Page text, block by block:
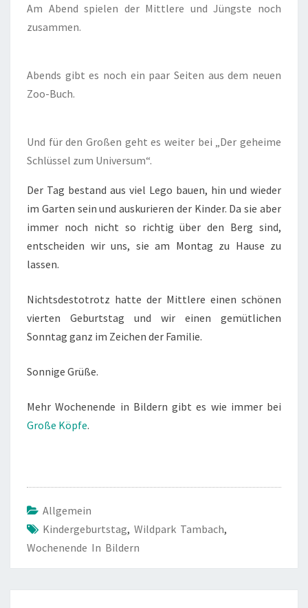
Am Abend spielen der Mittlere und Jüngste noch
zusammen.
Abends gibt es noch ein paar Seiten aus dem neuen
Zoo-Buch.
Und für den Großen geht es weiter bei „Der geheime
Schlüssel zum Universum“.
Der Tag bestand aus viel Lego bauen, hin und wieder
im Garten sein und auskurieren der Kinder. Da sie aber
immer noch nicht so richtig über den Berg sind,
entscheiden wir uns, sie am Montag zu Hause zu
lassen.
Nichtsdestotrotz hatte der Mittlere einen schönen
vierten Geburtstag und wir einen gemütlichen
Sonntag ganz im Zeichen der Familie.
Sonnige Grüße.
Mehr Wochenende in Bildern gibt es wie immer bei
Große Köpfe.
Allgemein
Kindergeburtstag, Wildpark Tambach,
Wochenende In Bildern